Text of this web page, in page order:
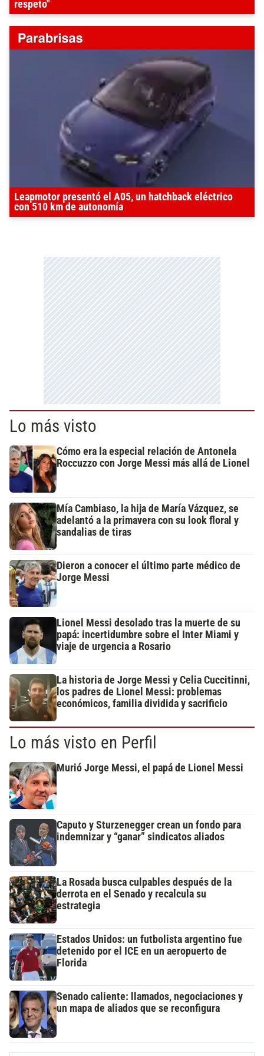
respeto"
Leapmotor presentó el A05, un hatchback eléctrico
con 510 km de autonomía
Lo más visto
Cómo era la especial relación de Antonela
Roccuzzo con Jorge Messi más allá de Lionel
Mía Cambiaso, la hija de María Vázquez, se
adelantó a la primavera con su look floral y
sandalias de tiras
Dieron a conocer el último parte médico de
Jorge Messi
Lionel Messi desolado tras la muerte de su
papá: incertidumbre sobre el Inter Miami y
viaje de urgencia a Rosario
La historia de Jorge Messi y Celia Cuccitinni,
los padres de Lionel Messi: problemas
económicos, familia dividida y sacrificio
Lo más visto en Perfil
Murió Jorge Messi, el papá de Lionel Messi
Caputo y Sturzenegger crean un fondo para
indemnizar y “ganar” sindicatos aliados
La Rosada busca culpables después de la
derrota en el Senado y recalcula su
estrategia
Estados Unidos: un futbolista argentino fue
detenido por el ICE en un aeropuerto de
Florida
Senado caliente: llamados, negociaciones y
un mapa de aliados que se reconfigura